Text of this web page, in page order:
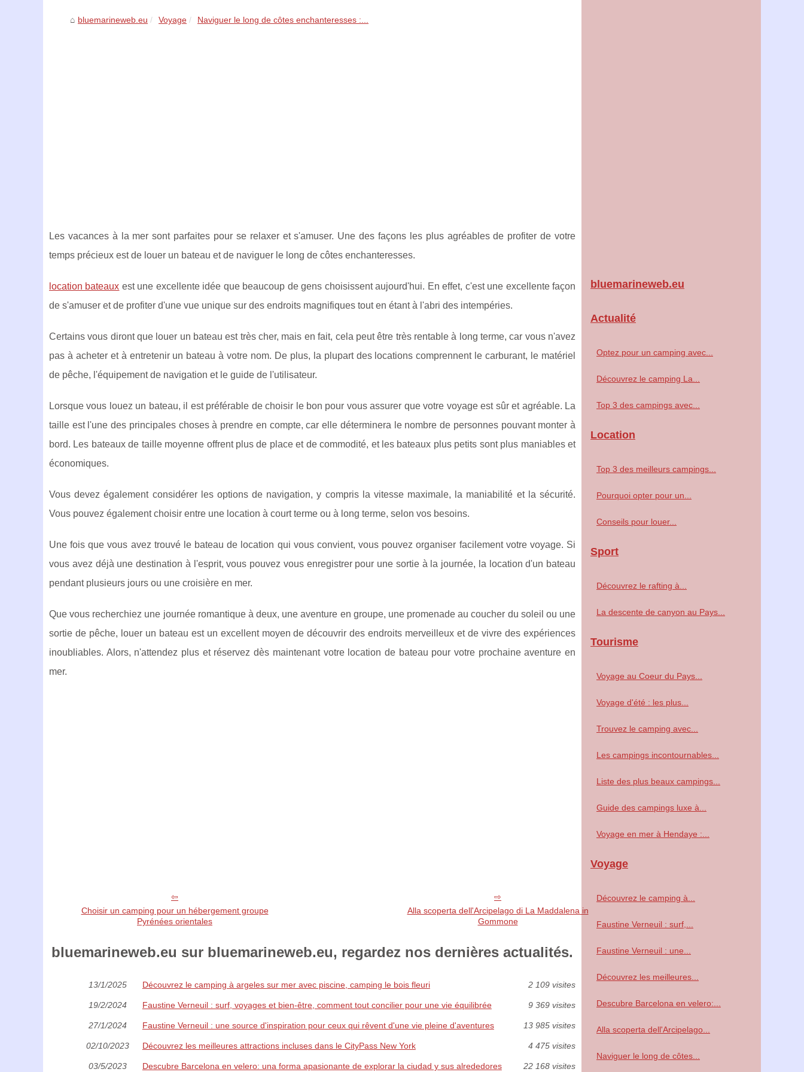
bluemarineweb.eu Voyage Naviguer le long de côtes enchanteresses :...
Les vacances à la mer sont parfaites pour se relaxer et s'amuser. Une des façons les plus agréables de profiter de votre
temps précieux est de louer un bateau et de naviguer le long de côtes enchanteresses.
location bateaux est une excellente idée que beaucoup de gens choisissent aujourd'hui. En effet, c'est une excellente façon
de s'amuser et de profiter d'une vue unique sur des endroits magnifiques tout en étant à l'abri des intempéries.
Certains vous diront que louer un bateau est très cher, mais en fait, cela peut être très rentable à long terme, car vous n'avez
pas à acheter et à entretenir un bateau à votre nom. De plus, la plupart des locations comprennent le carburant, le matériel
de pêche, l'équipement de navigation et le guide de l'utilisateur.
Lorsque vous louez un bateau, il est préférable de choisir le bon pour vous assurer que votre voyage est sûr et agréable. La
taille est l'une des principales choses à prendre en compte, car elle déterminera le nombre de personnes pouvant monter à
bord. Les bateaux de taille moyenne offrent plus de place et de commodité, et les bateaux plus petits sont plus maniables et
économiques.
Vous devez également considérer les options de navigation, y compris la vitesse maximale, la maniabilité et la sécurité.
Vous pouvez également choisir entre une location à court terme ou à long terme, selon vos besoins.
Une fois que vous avez trouvé le bateau de location qui vous convient, vous pouvez organiser facilement votre voyage. Si
vous avez déjà une destination à l'esprit, vous pouvez vous enregistrer pour une sortie à la journée, la location d'un bateau
pendant plusieurs jours ou une croisière en mer.
Que vous recherchiez une journée romantique à deux, une aventure en groupe, une promenade au coucher du soleil ou une
sortie de pêche, louer un bateau est un excellent moyen de découvrir des endroits merveilleux et de vivre des expériences
inoubliables. Alors, n'attendez plus et réservez dès maintenant votre location de bateau pour votre prochaine aventure en
mer.
Choisir un camping pour un hébergement groupe
Pyrénées orientales
Alla scoperta dell'Arcipelago di La Maddalena in
Gommone
bluemarineweb.eu sur bluemarineweb.eu, regardez nos dernières actualités.
13/1/2025 Découvrez le camping à argeles sur mer avec piscine, camping le bois fleuri 2 109 visites
19/2/2024 Faustine Verneuil : surf, voyages et bien-être, comment tout concilier pour une vie équilibrée 9 369 visites
27/1/2024 Faustine Verneuil : une source d'inspiration pour ceux qui rêvent d'une vie pleine d'aventures 13 985 visites
02/10/2023 Découvrez les meilleures attractions incluses dans le CityPass New York 4 475 visites
03/5/2023 Descubre Barcelona en velero: una forma apasionante de explorar la ciudad y sus alrededores 22 168 visites
bluemarineweb.eu
Actualité
Optez pour un camping avec...
Découvrez le camping La...
Top 3 des campings avec...
Location
Top 3 des meilleurs campings...
Pourquoi opter pour un...
Conseils pour louer...
Sport
Découvrez le rafting à...
La descente de canyon au Pays...
Tourisme
Voyage au Coeur du Pays...
Voyage d'été : les plus...
Trouvez le camping avec...
Les campings incontournables...
Liste des plus beaux campings...
Guide des campings luxe à...
Voyage en mer à Hendaye :...
Voyage
Découvrez le camping à...
Faustine Verneuil : surf,...
Faustine Verneuil : une...
Découvrez les meilleures...
Descubre Barcelona en velero:...
Alla scoperta dell'Arcipelago...
Naviguer le long de côtes...